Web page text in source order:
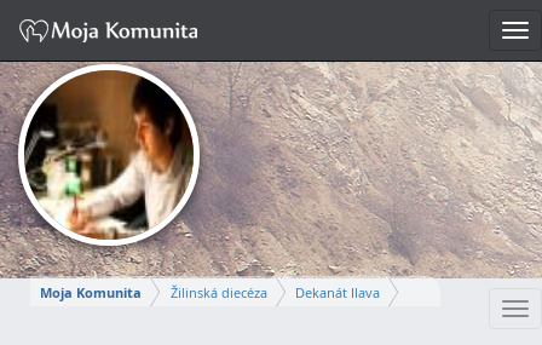
Moja Komunita Žilinská diecéza
Dekanát Ilava